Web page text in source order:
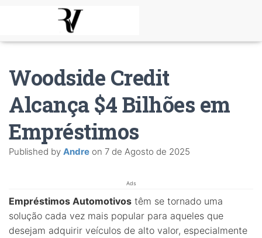
Woodside Credit
Alcança $4 Bilhões em
Empréstimos
Published by Andre on 7 de Agosto de 2025
Ads
Empréstimos Automotivos têm se tornado uma
solução cada vez mais popular para aqueles que
desejam adquirir veículos de alto valor, especialmente